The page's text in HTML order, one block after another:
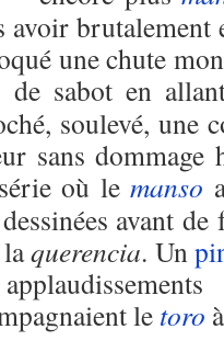
avoir brutalement
une chute
de sabot en
soulevé, une
sans dommage
où lemanso
avant
laquerencia. Un
le toro